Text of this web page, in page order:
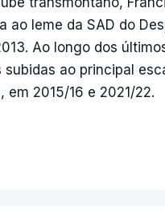
ao leme da SAD do
Ao longo dos
subidas ao principal
em 2015/16 e 2021/22.